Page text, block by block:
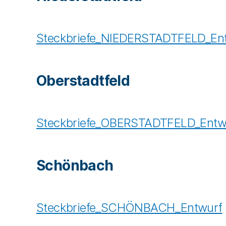
Oberstadtfeld
Schönbach
Steckbriefe_SCHÖNBACH_Entwurf